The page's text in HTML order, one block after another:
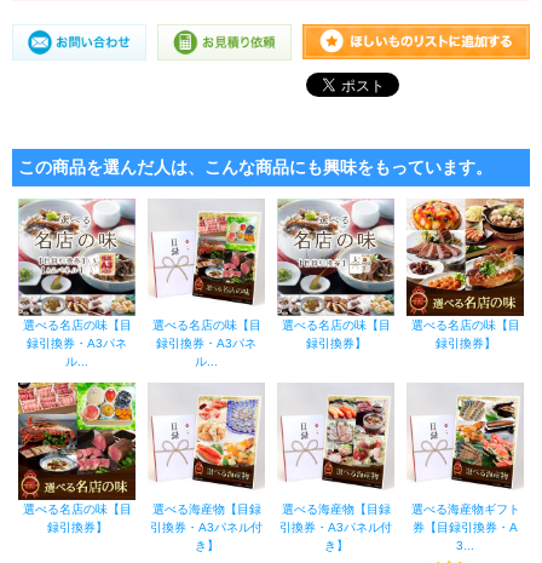
この商品を選んだ人は、こんな商品にも興味をもっています。
選べる名店の味【目
録引換券・A3パネ
ル...
選べる名店の味【目
録引換券・A3パネ
ル...
選べる名店の味【目
録引換券】
選べる名店の味【目
録引換券】
選べる名店の味【目
録引換券】
選べる海産物【目録
引換券・A3パネル付
き】
選べる海産物【目録
引換券・A3パネル付
き】
選べる海産物ギフト
券【目録引換券・A
3...